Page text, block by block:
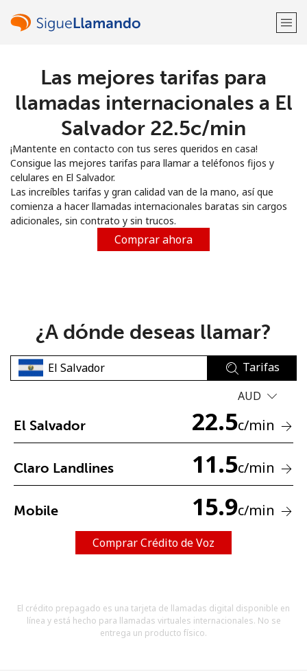
¡Bienvenido!
Regístrate con
o
No se ha creado una contraseña
Un número
ofertas.
Al abrir una cuenta en este sitio web, estoy de acuerdo con
Términos y condiciones.
Las mejores tarifas para
llamadas internacionales a El
Salvador ⁦22.5c⁩/min
¡Mantente en contacto con tus seres queridos en casa!
Consigue las mejores tarifas para llamar a teléfonos fijos y
celulares en El Salvador.
Las increíbles tarifas y gran calidad van de la mano, así que
comienza a hacer llamadas internacionales baratas sin cargos
adicionales, sin contrato y sin trucos.
Comprar ahora
¿A dónde deseas llamar?
Tarifas
AUD
El Salvador 22.5c/min
Claro Landlines 11.5c/min
Mobile 15.9c/min
Comprar Crédito de Voz
El crédito prepagado es una tarjeta de llamadas digital disponible en
línea y está hecho para llamadas virtuales internacionales. No se
entrega un producto físico.